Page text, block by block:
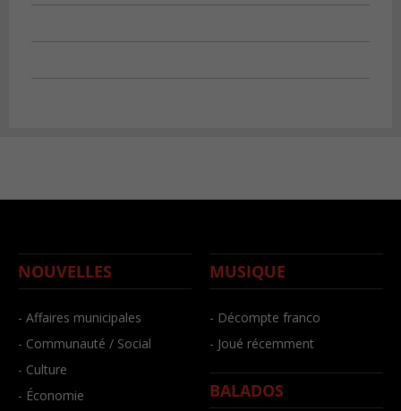
NOUVELLES
- Affaires municipales
- Communauté / Social
- Culture
- Économie
MUSIQUE
- Décompte franco
- Joué récemment
BALADOS